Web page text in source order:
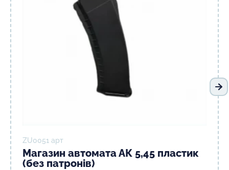
ZU0051 арт
Магазин автомата АК 5,45 пластик
(без патронів)